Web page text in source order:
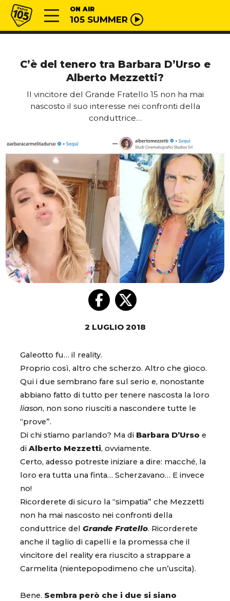
Vai al contenuto
Radio 105 ON AIR
105 SUMMER
C’è del tenero tra Barbara D’Urso e
Alberto Mezzetti?
Il vincitore del Grande Fratello 15 non ha mai
nascosto il suo interesse nei confronti della
conduttrice…
2 LUGLIO 2018
Galeotto fu… il reality.
Proprio così, altro che scherzo. Altro che gioco.
Qui i due sembrano fare sul serio e, nonostante
abbiano fatto di tutto per tenere nascosta la loro
liason, non sono riusciti a nascondere tutte le
“prove”.
Di chi stiamo parlando? Ma di Barbara D’Urso e
di Alberto Mezzetti, ovviamente.
Certo, adesso potreste iniziare a dire: macché, la
loro era tutta una finta… Scherzavano… E invece
no!
Ricorderete di sicuro la “simpatia” che Mezzetti
non ha mai nascosto nei confronti della
conduttrice del Grande Fratello. Ricorderete
anche il taglio di capelli e la promessa che il
vincitore del reality era riuscito a strappare a
Carmelita (nientepopodimeno che un’uscita).
Bene. Sembra però che i due si siano